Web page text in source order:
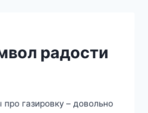
радости
газировку – довольно